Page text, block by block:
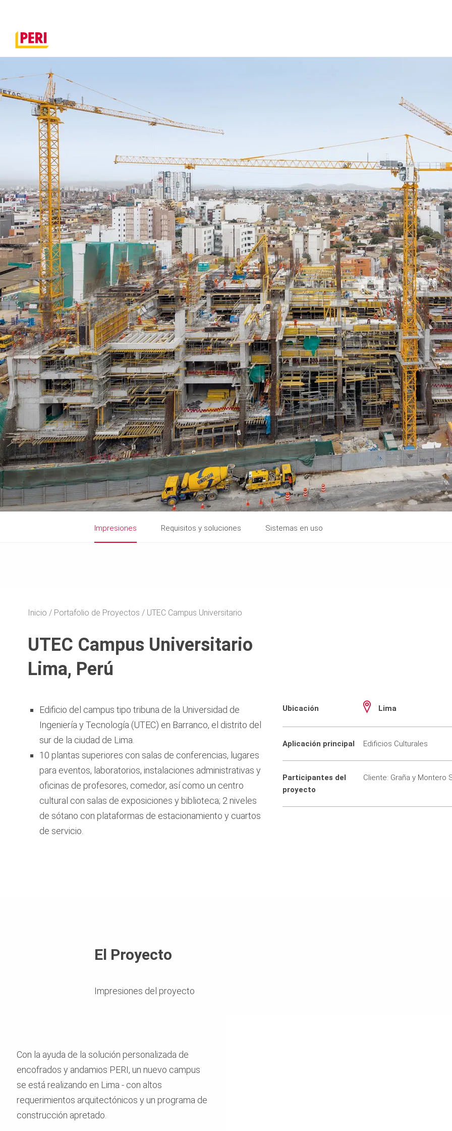
Impresiones Requisitos y soluciones Sistemas en uso
Inicio Portafolio de Proyectos UTEC Campus Universitario
UTEC Campus Universitario
Lima, Perú
Edificio del campus tipo tribuna de la Universidad de
Ingeniería y Tecnología (UTEC) en Barranco, el distrito del
sur de la ciudad de Lima.
10 plantas superiores con salas de conferencias, lugares
para eventos, laboratorios, instalaciones administrativas y
oficinas de profesores, comedor, así como un centro
cultural con salas de exposiciones y biblioteca; 2 niveles
de sótano con plataformas de estacionamiento y cuartos
de servicio.
Ubicación Lima
Aplicación principal Edificios Culturales
Participantes del
proyecto
Cliente: Graña y Montero
El Proyecto
Impresiones del proyecto
Con la ayuda de la solución personalizada de
encofrados y andamios PERI, un nuevo campus
se está realizando en Lima - con altos
requerimientos arquitectónicos y un programa de
construcción apretado.